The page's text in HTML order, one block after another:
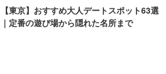
【東京】おすすめ大人デートスポット63選
｜定番の遊び場から隠れた名所まで